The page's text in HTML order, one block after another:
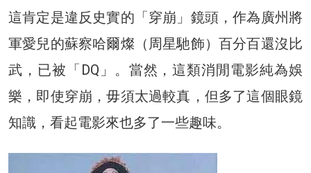
這肯定是違反史實的「穿崩」鏡頭，作為廣州將
軍愛兒的蘇察哈爾燦（周星馳飾）百分百還沒比
武，已被「DQ」。當然，這類消閒電影純為娛
樂，即使穿崩，毋須太過較真，但多了這個眼鏡
知識，看起電影來也多了一些趣味。